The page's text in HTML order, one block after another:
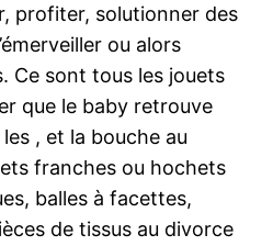
profiter, solutionner des
ou alors
Ce sont tous les jouets
que le baby retrouve
, et la bouche au
franches ou hochets
balles à facettes,
de tissus au divorce